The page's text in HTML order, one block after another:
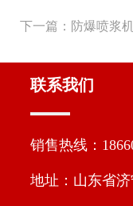
下一篇： 防爆喷浆
联系我们
销售热线：
地址：山东省